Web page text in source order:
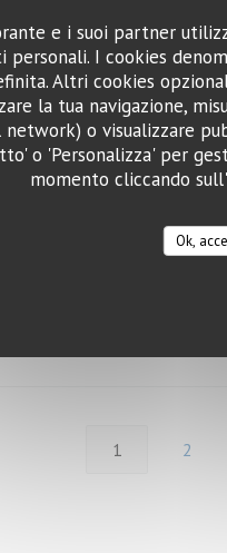
e i suoi partner
personali. I cookies
Altri cookies
la tua navigazione,
network) o visualizzare
o 'Personalizza' per
momento cliccando
Ok,
low card diet.
1 2